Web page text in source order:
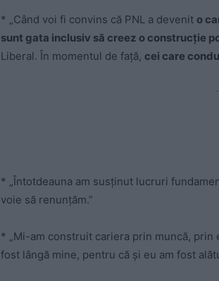
* „Când voi fi convins că PNL a devenit o
sunt gata inclusiv să creez o construcţie
Liberal. În momentul de faţă, cei care
* „Întotdeauna am susținut lucruri
voie să renunțăm.”
* „Mi-am construit cariera prin muncă,
fost lângă mine, pentru că și eu am fost